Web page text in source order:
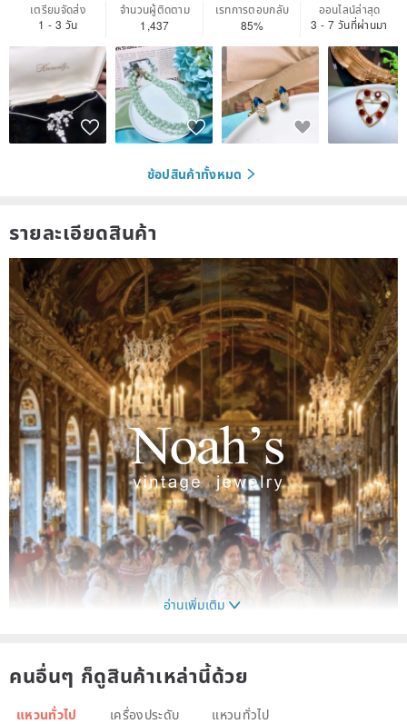
เตรียมจัดส่ง
1 - 3 วัน
จำนวนผู้ติดตาม
1,437
เรทการตอบกลับ
85%
ออนไลน์ล่าสุด
3 - 7 วันที่ผ่านมา
ช้อปสินค้าทั้งหมด
รายละเอียดสินค้า
We all complete the following safety SOP
อ่านเพิ่มเติม
คนอื่นๆ ก็ดูสินค้าเหล่านี้ด้วย
แหวนทั่วไป เครื่องประดับ แหวนทั่วไป